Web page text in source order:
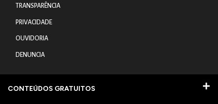
TRANSPARÊNCIA
PRIVACIDADE
OUVIDORIA
DENUNCIA
CONTEÚDOS GRATUITOS